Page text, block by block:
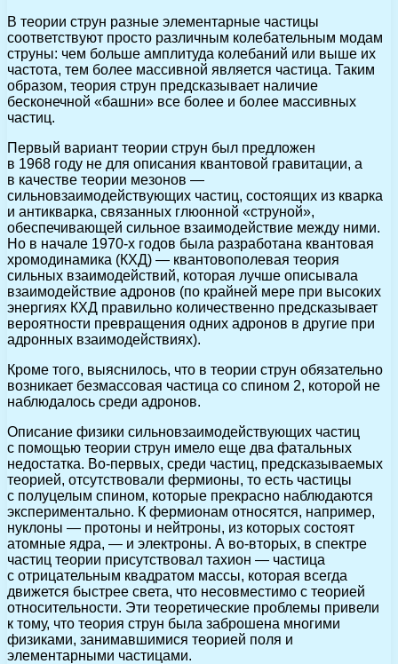
В теории струн разные элементарные частицы
соответствуют просто различным колебательным модам
струны: чем больше амплитуда колебаний или выше их
частота, тем более массивной является частица. Таким
образом, теория струн предсказывает наличие
бесконечной «башни» все более и более массивных
частиц.
Первый вариант теории струн был предложен
в 1968 году не для описания квантовой гравитации, а
в качестве теории мезонов —
сильновзаимодействующих частиц, состоящих из кварка
и антикварка, связанных глюонной «струной»,
обеспечивающей сильное взаимодействие между ними.
Но в начале 1970-х годов была разработана квантовая
хромодинамика (КХД) — квантовополевая теория
сильных взаимодействий, которая лучше описывала
взаимодействие адронов (по крайней мере при высоких
энергиях КХД правильно количественно предсказывает
вероятности превращения одних адронов в другие при
адронных взаимодействиях).
Кроме того, выяснилось, что в теории струн обязательно
возникает безмассовая частица со спином 2, которой не
наблюдалось среди адронов.
Описание физики сильновзаимодействующих частиц
с помощью теории струн имело еще два фатальных
недостатка. Во-первых, среди частиц, предсказываемых
теорией, отсутствовали фермионы, то есть частицы
с полуцелым спином, которые прекрасно наблюдаются
экспериментально. К фермионам относятся, например,
нуклоны — протоны и нейтроны, из которых состоят
атомные ядра, — и электроны. А во-вторых, в спектре
частиц теории присутствовал тахион — частица
с отрицательным квадратом массы, которая всегда
движется быстрее света, что несовместимо с теорией
относительности. Эти теоретические проблемы привели
к тому, что теория струн была заброшена многими
физиками, занимавшимися теорией поля и
элементарными частицами.